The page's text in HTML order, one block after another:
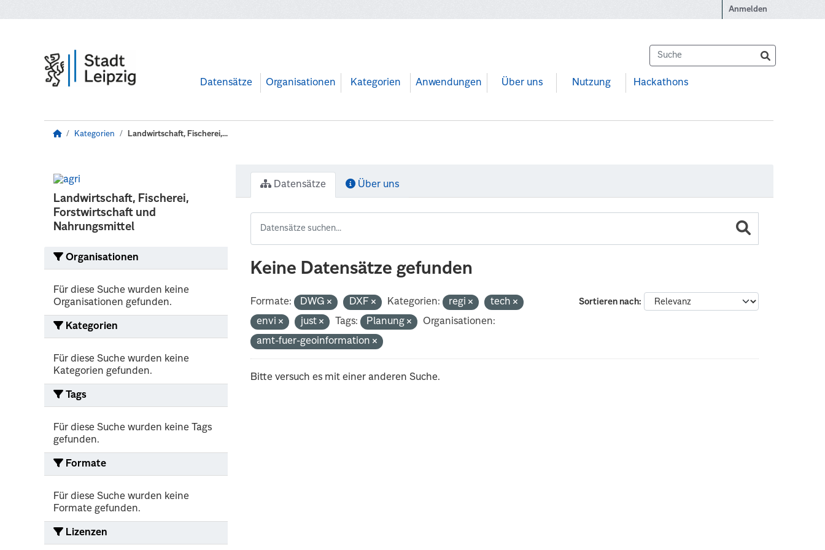
Anmelden
Datensätze Organisationen Kategorien Anwendungen Über uns Nutzung Hackathons
Kategorien Landwirtschaft, Fischerei,...
Landwirtschaft, Fischerei,
Forstwirtschaft und
Nahrungsmittel
Organisationen
Für diese Suche wurden keine
Organisationen gefunden.
Kategorien
Für diese Suche wurden keine
Kategorien gefunden.
Tags
Für diese Suche wurden keine Tags
gefunden.
Formate
Für diese Suche wurden keine
Formate gefunden.
Lizenzen
Datensätze Über uns
Keine Datensätze gefunden
Sortieren nach
Formate: DWG DXF Kategorien: regi
tech
envi
just Tags: Planung
Organisationen:
amt-fuer-geoinformation
Bitte versuch es mit einer anderen Suche.